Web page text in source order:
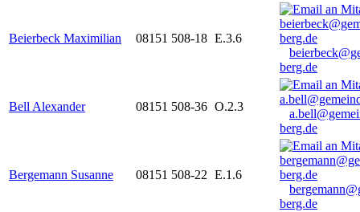
Beierbeck Maximilian 08151 508-18 E.3.6
berg.de
Bell Alexander 08151 508-36 O.2.3
berg.de
Bergemann Susanne 08151 508-22 E.1.6
berg.de